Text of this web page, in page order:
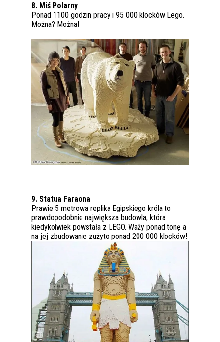
8. Miś Polarny
Ponad 1100 godzin pracy i 95 000 klocków Lego.
Można? Można!
9. Statua Faraona
Prawie 5 metrowa replika Egipskiego króla to
prawdopodobnie największa budowla, która
kiedykolwiek powstała z LEGO. Waży ponad tonę a
na jej zbudowanie zużyto ponad 200 000 klocków!